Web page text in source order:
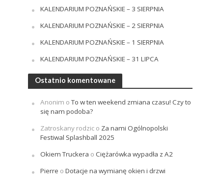
KALENDARIUM POZNAŃSKIE – 3 SIERPNIA
KALENDARIUM POZNAŃSKIE – 2 SIERPNIA
KALENDARIUM POZNAŃSKIE – 1 SIERPNIA
KALENDARIUM POZNAŃSKIE – 31 LIPCA
Ostatnio komentowane
Anonim oTo w ten weekend zmiana czasu! Czy to
się nam podoba?
Zatroskany rodzico Za nami Ogólnopolski
Festiwal Splashball 2025
Okiem Truckera o Ciężarówka wypadła z A2
Pierre o Dotacje na wymianę okien i drzwi